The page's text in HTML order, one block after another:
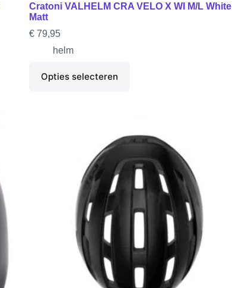
Cratoni VALHELM CRA VELO X WI M/L White
Matt
€79,95
helm
Opties selecteren